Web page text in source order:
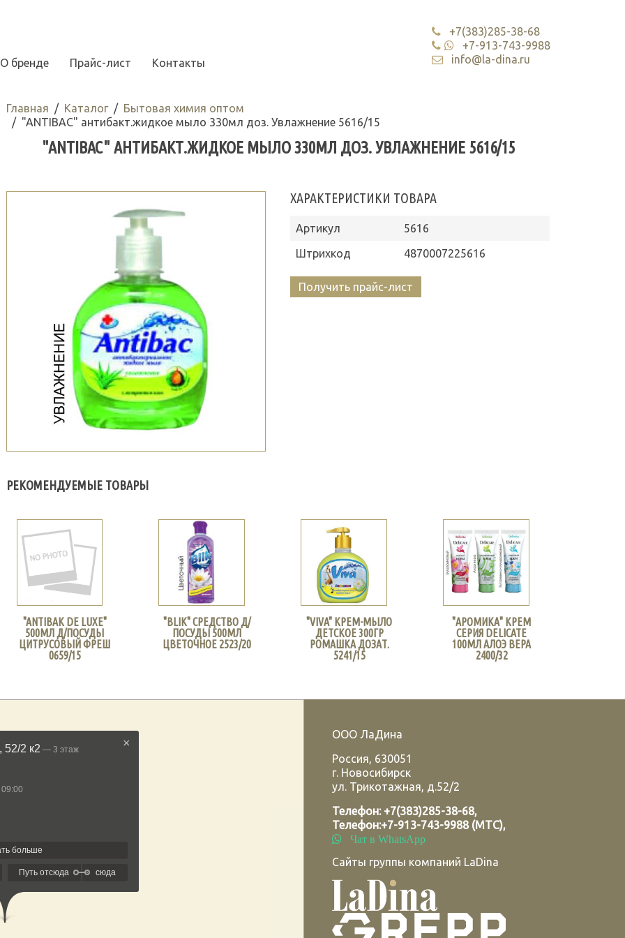
О бренде Прайс-лист Контакты
+7(383)285-38-68
+7-913-743-9988
info@la-dina.ru
Главная Каталог
Бытовая химия оптом
"ANTIBAC" антибакт.жидкое мыло 330мл доз. Увлажнение 5616/15
"ANTIBAC" АНТИБАКТ.ЖИДКОЕ МЫЛО 330МЛ ДОЗ. УВЛАЖНЕНИЕ 5616/15
ХАРАКТЕРИСТИКИ ТОВАРА
Артикул
5616
Штрихкод
4870007225616
Получить прайс-лист
РЕКОМЕНДУЕМЫЕ ТОВАРЫ
"ANTIBAK DE LUXE"
500МЛ Д/ПОСУДЫ
ЦИТРУСОВЫЙ ФРЕШ
0659/15
"BLIK" СРЕДСТВО Д/
ПОСУДЫ 500МЛ
ЦВЕТОЧНОЕ 2523/20
"VIVA" КРЕМ-МЫЛО
ДЕТСКОЕ 300ГР
РОМАШКА ДОЗАТ.
5241/15
"АРОМИКА" КРЕМ
СЕРИЯ DELICATE
100МЛ АЛОЭ ВЕРА
2400/32
ООО ЛаДина
Россия, 630051
г. Новосибирск
ул. Трикотажная, д.52/2
Телефон: +7(383)285-38-68,
Телефон:+7-913-743-9988 (МТС),
Чат в WhatsApp
Сайты группы компаний LaDina